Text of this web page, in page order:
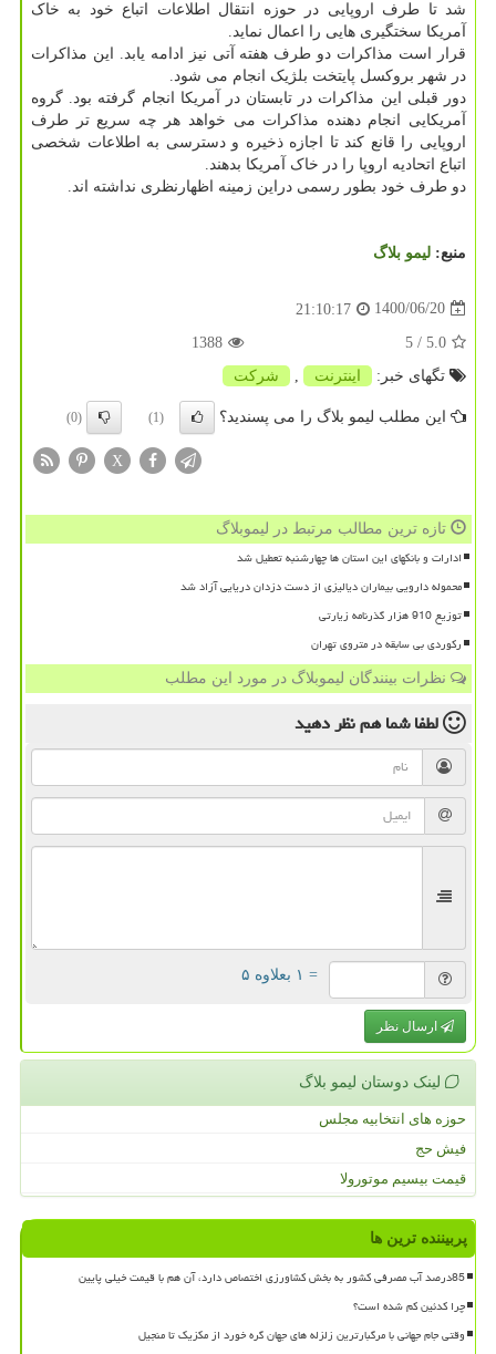
شد تا طرف اروپایی در حوزه انتقال اطلاعات اتباع خود به خاک
آمریکا سختگیری هایی را اعمال نماید.
قرار است مذاکرات دو طرف هفته آتی نیز ادامه یابد. این مذاکرات
در شهر بروکسل پایتخت بلژیک انجام می شود.
دور قبلی این مذاکرات در تابستان در آمریکا انجام گرفته بود. گروه
آمریکایی انجام دهنده مذاکرات می خواهد هر چه سریع تر طرف
اروپایی را قانع کند تا اجازه ذخیره و دسترسی به اطلاعات شخصی
اتباع اتحادیه اروپا را در خاک آمریکا بدهند.
دو طرف خود بطور رسمی دراین زمینه اظهارنظری نداشته اند.
منبع: لیمو بلاگ
1400/06/20
21:10:17
5.0
/ 5
1388
تگهای خبر:
اینترنت شركت
این مطلب لیمو بلاگ را می پسندید؟ (1)
(0)
X
تازه ترین مطالب مرتبط در لیموبلاگ
ادارات و بانکهای این استان ها چهارشنبه تعطیل شد
محموله دارویی بیماران دیالیزی از دست دزدان دریایی آزاد شد
توزیع 910 هزار گذرنامه زیارتی
رکوردی بی سابقه در متروی تهران
نظرات بینندگان لیموبلاگ در مورد این مطلب
لطفا شما همنظر دهید
= ۱ بعلاوه ۵
ارسال نظر
لینک دوستان لیمو بلاگ
حوزه های انتخابیه مجلس
فیش حج
قیمت بیسیم موتورولا
پربیننده ترین ها
85درصد آب مصرفی کشور به بخش کشاورزی اختصاص دارد، آن هم با قیمت خیلی پایین
چرا کدئین کم شده است؟
وقتی جام جهانی با مرگبارترین زلزله های جهان گره خورد از مکزیک تا منجیل